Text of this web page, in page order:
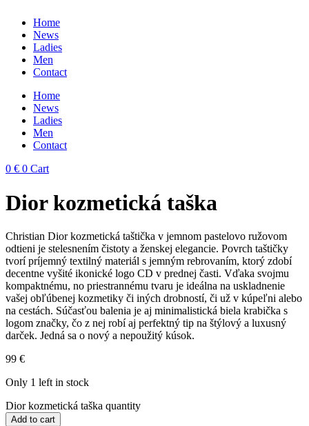
Home
News
Ladies
Men
Contact
Home
News
Ladies
Men
Contact
0 € 0 Cart
Dior kozmetická taška
Christian Dior kozmetická taštička v jemnom pastelovo ružovom
odtieni je stelesnením čistoty a ženskej elegancie. Povrch taštičky
tvorí príjemný textilný materiál s jemným rebrovaním, ktorý zdobí
decentne vyšité ikonické logo CD v prednej časti. Vďaka svojmu
kompaktnému, no priestrannému tvaru je ideálna na uskladnenie
vašej obľúbenej kozmetiky či iných drobností, či už v kúpeľni alebo
na cestách. Súčasťou balenia je aj minimalistická biela krabička s
logom značky, čo z nej robí aj perfektný tip na štýlový a luxusný
darček. Jedná sa o nový a nepoužitý kúsok.
99 €
Only 1 left in stock
Dior kozmetická taška quantity
Add to cart